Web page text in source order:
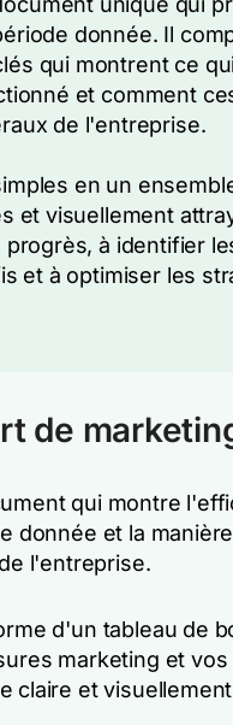
donnée. Il
qui montrent ce
et comment
de l'entreprise.
en un
et visuellement
à identifier
et à optimiser les
de
qui montre
donnée et la
l'entreprise.
d'un tableau de
marketing et
claire et